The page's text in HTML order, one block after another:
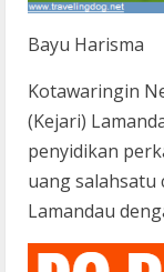
Bayu Harisma
Kotawaringin
(Kejari)
penyidikan
uang
Lamandau